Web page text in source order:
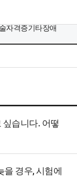
자격증기타장애
습니다. 어떻
을 경우, 시험에